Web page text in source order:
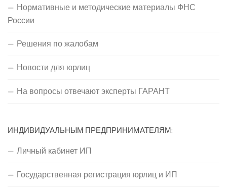
Нормативные и методические материалы ФНС
России
Решения по жалобам
Новости для юрлиц
На вопросы отвечают эксперты ГАРАНТ
ИНДИВИДУАЛЬНЫМ ПРЕДПРИНИМАТЕЛЯМ:
Личный кабинет ИП
Государственная регистрация юрлиц и ИП